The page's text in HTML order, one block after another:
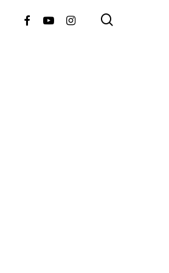
FacebookYoutubeInstagram